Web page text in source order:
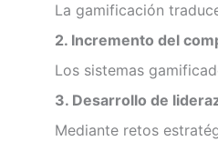
La gamificación
2. Incremento del
Los sistemas
3. Desarrollo de
Mediante retos